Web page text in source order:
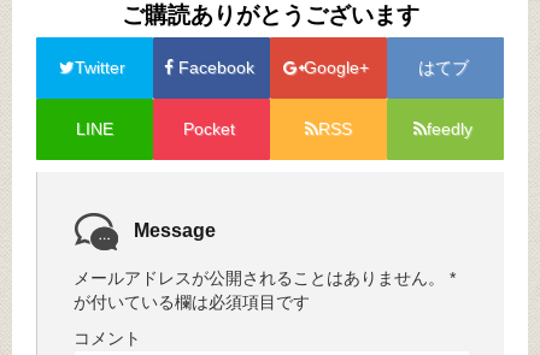
ご購読ありがとうございます
Twitter Facebook Google+ はてブ
LINE Pocket RSS feedly
Message
メールアドレスが公開されることはありません。
*
が付いている欄は必須項目です
コメント